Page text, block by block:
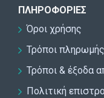
ΠΛΗΡΟΦΟΡΊΕΣ
Όροι χρήσης
Τρόποι πληρωμής
Τρόποι & έξοδα
Πολιτική